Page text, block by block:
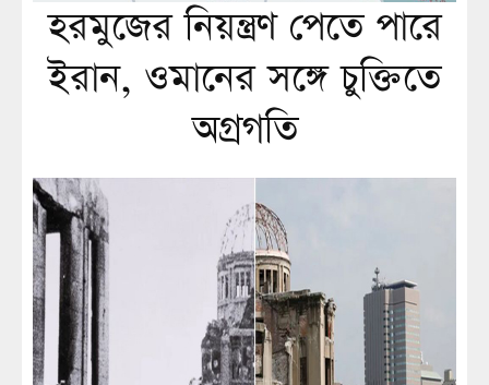
হরমুজের নিয়ন্ত্রণ পেতে পারে
ইরান, ওমানের সঙ্গে চুক্তিতে
অগ্রগতি